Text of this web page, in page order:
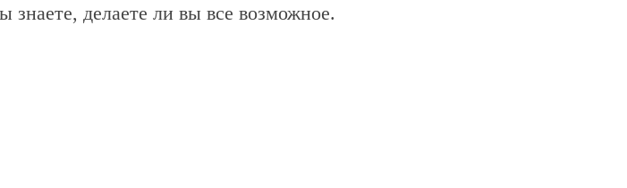
делаете ли вы все возможное.